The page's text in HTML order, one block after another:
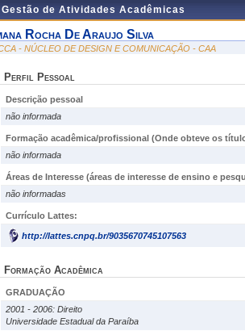
de Atividades Acadêmicas
Rocha De Araujo Silva
- NÚCLEO DE DESIGN E COMUNICAÇÃO - CAA
Perfil Pessoal
Descrição pessoal
não informada
Formação acadêmica/profissional (Onde obteve os
não informada
Áreas de Interesse (áreas de interesse de ensino e
não informadas
Currículo Lattes:
http://lattes.cnpq.br/9035670745107563
Formação Acadêmica
GRADUAÇÃO
2001 - 2006: Direito
Universidade Estadual da Paraíba